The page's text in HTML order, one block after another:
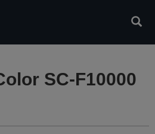
SC-F10000